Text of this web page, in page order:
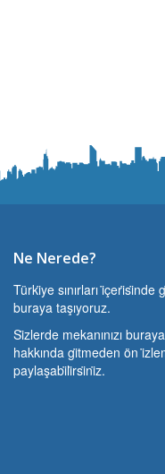
Ne Nerede?
Türki̇ye sınırları
buraya taşıyoruz.
Si̇zlerde mekanınızı
hakkında gi̇tmeden ön
paylaşabi̇li̇rsi̇ni̇z.